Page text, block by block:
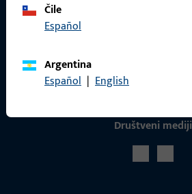
Čile
Español
Argentina
Español | English
Društveni mediji